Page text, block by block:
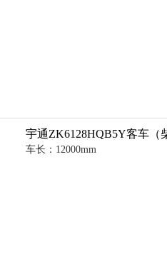
宇通ZK6128HQB5Y客车（
车长：12000mm